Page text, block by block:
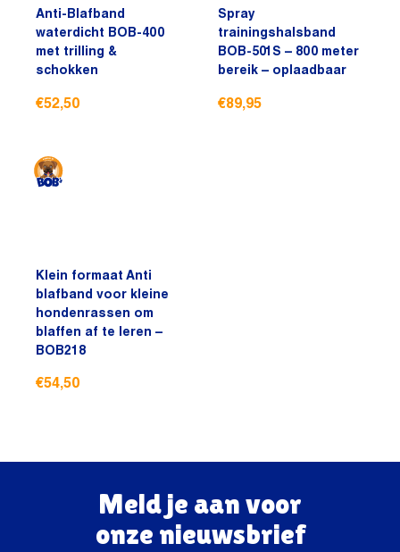
Anti-Blafband
waterdicht BOB-400
met trilling &
schokken
€52,50
Spray
trainingshalsband
BOB-501S – 800 meter
bereik – oplaadbaar
€89,95
Klein formaat Anti
blafband voor kleine
hondenrassen om
blaffen af te leren –
BOB218
€54,50
Meld je aan voor
onze nieuwsbrief